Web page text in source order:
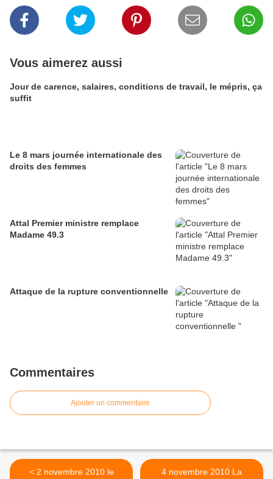
Vous aimerez aussi
Jour de carence, salaires, conditions de travail, le mépris, ça
suffit
Le 8 mars journée internationale des
droits des femmes
Attal Premier ministre remplace
Madame 49.3
Attaque de la rupture conventionnelle
Commentaires
Ajouter un commentaire
< 2 novembre 2010 le
4 novembre 2010 La